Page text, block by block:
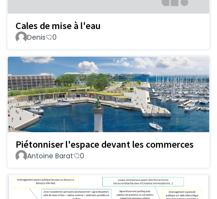
Cales de mise à l'eau
Denis 0
Piétonniser l'espace devant les commerces
Antoine Barat 0